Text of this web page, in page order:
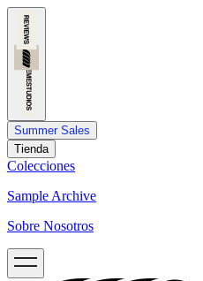
Summer Sales
Tienda
Colecciones
Sample Archive
Sobre Nosotros